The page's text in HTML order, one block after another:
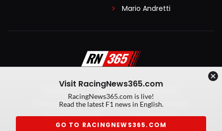
Mario Andretti
Algemene voorwaarden
Privacy Policy
Created by On Your Marks
Privacy manager
Kansspeluitingen
Visit RacingNews365.com
RacingNews365.com is live!
Read the latest F1 news in English.
GO TO RACINGNEWS365.COM